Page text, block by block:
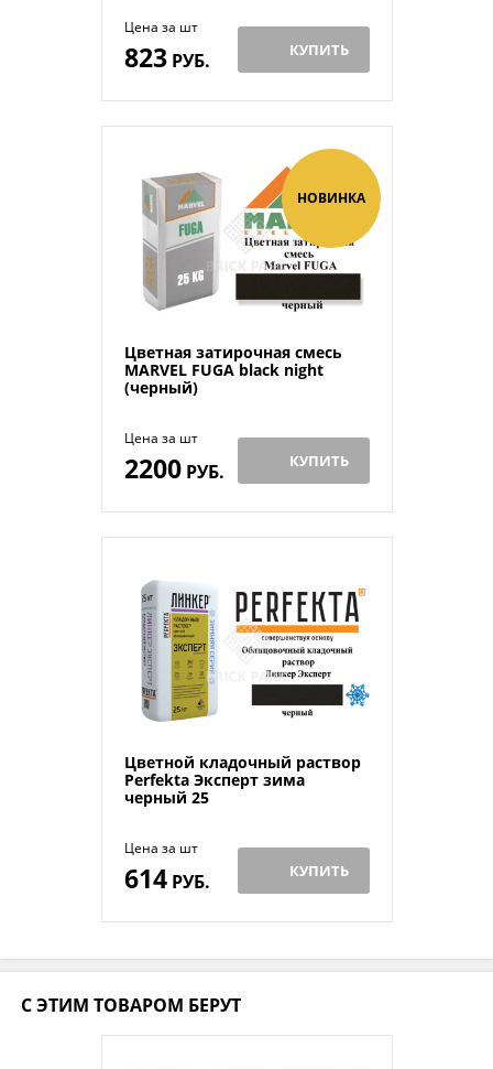
Цена за шт
823РУБ. КУПИТЬ
НОВИНКА
Цветная затирочная смесь
MARVEL FUGA black night
(черный)
Цена за шт
2200РУБ. КУПИТЬ
Цветной кладочный раствор
Perfekta Эксперт зима
черный 25
Цена за шт
614РУБ. КУПИТЬ
С ЭТИМ ТОВАРОМ БЕРУТ